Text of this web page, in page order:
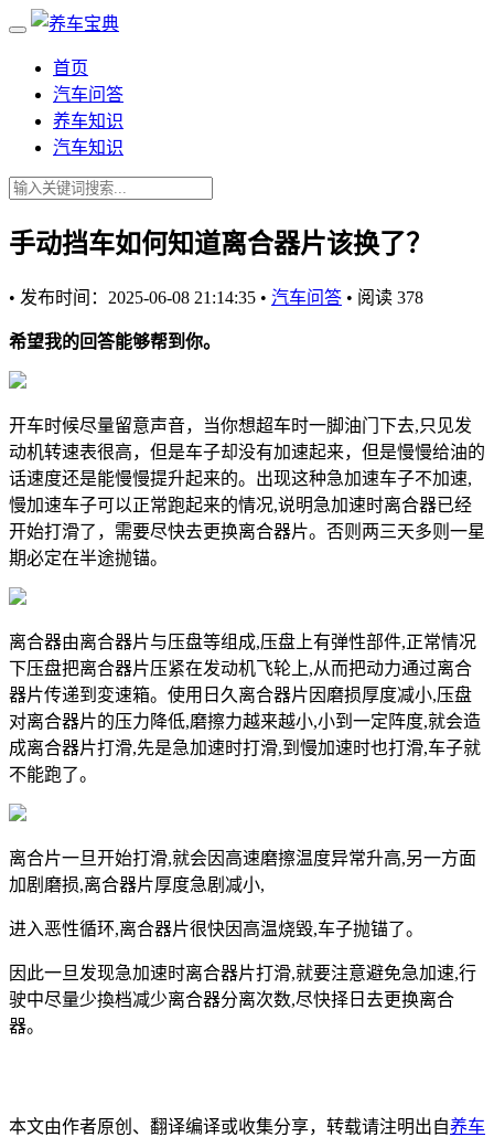
首页
汽车问答
养车知识
汽车知识
手动挡车如何知道离合器片该换了？
• 发布时间：2025-06-08 21:14:35 • 汽车问答 • 阅读 378
希望我的回答能够帮到你。
开车时候尽量留意声音，当你想超车时一脚油门下去,只见发
动机转速表很高，但是车子却没有加速起来，但是慢慢给油的
话速度还是能慢慢提升起来的。出现这种急加速车子不加速,
慢加速车子可以正常跑起来的情况,说明急加速时离合器已经
开始打滑了，需要尽快去更换离合器片。否则两三天多则一星
期必定在半途抛锚。
离合器由离合器片与压盘等组成,压盘上有弹性部件,正常情况
下压盘把离合器片压紧在发动机飞轮上,从而把动力通过离合
器片传递到変速箱。使用日久离合器片因磨损厚度减小,压盘
对离合器片的压力降低,磨擦力越来越小,小到一定阵度,就会造
成离合器片打滑,先是急加速时打滑,到慢加速时也打滑,车子就
不能跑了。
离合片一旦开始打滑,就会因高速磨擦温度异常升高,另一方面
加剧磨损,离合器片厚度急剧减小,
进入恶性循环,离合器片很快因高温烧毀,车子抛锚了。
因此一旦发现急加速时离合器片打滑,就要注意避免急加速,行
驶中尽量少換档减少离合器分离次数,尽快择日去更换离合
器。
本文由作者原创、翻译编译或收集分享，转载请注明出自养车